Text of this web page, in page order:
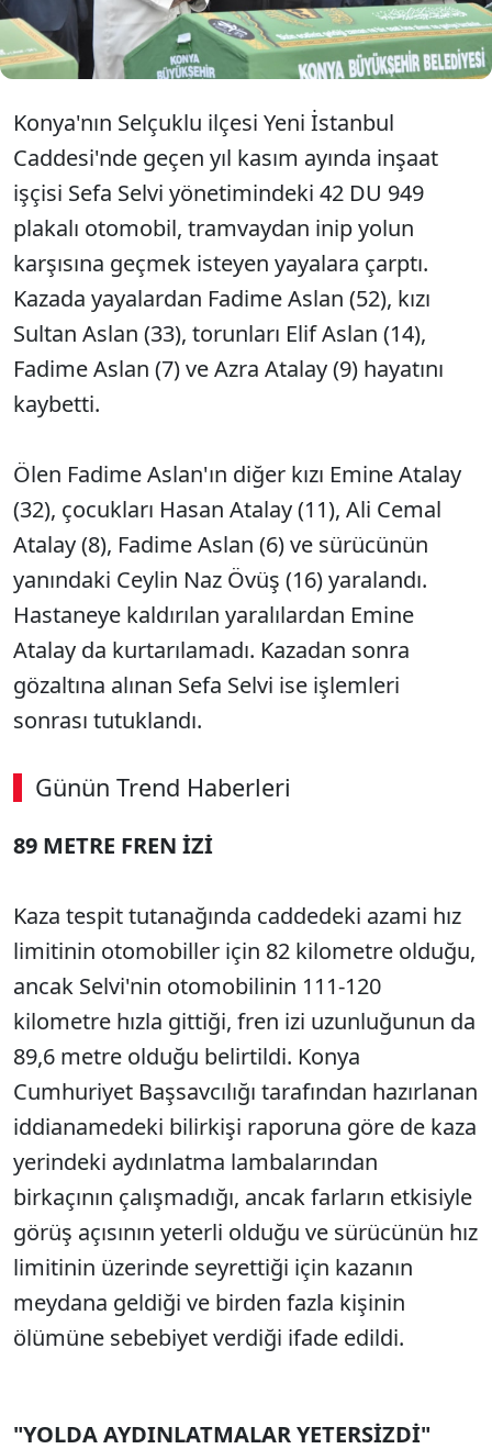
pişmanım. Hayatını kaybedenlerin aileleri bana
hakkını helal etsin" dedi.
Konya'nın Selçuklu ilçesi Yeni İstanbul
Caddesi'nde geçen yıl kasım ayında inşaat
işçisi Sefa Selvi yönetimindeki 42 DU 949
plakalı otomobil, tramvaydan inip yolun
karşısına geçmek isteyen yayalara çarptı.
Kazada yayalardan Fadime Aslan (52), kızı
Sultan Aslan (33), torunları Elif Aslan (14),
Fadime Aslan (7) ve Azra Atalay (9) hayatını
kaybetti.
Ölen Fadime Aslan'ın diğer kızı Emine Atalay
(32), çocukları Hasan Atalay (11), Ali Cemal
Atalay (8), Fadime Aslan (6) ve sürücünün
yanındaki Ceylin Naz Övüş (16) yaralandı.
Hastaneye kaldırılan yaralılardan Emine
Atalay da kurtarılamadı. Kazadan sonra
gözaltına alınan Sefa Selvi ise işlemleri
sonrası tutuklandı.
Günün Trend Haberleri
SÖZCÜ SON DAKİKA
89 METRE FREN İZİ
Kaza tespit tutanağında caddedeki azami hız
limitinin otomobiller için 82 kilometre olduğu,
ancak Selvi'nin otomobilinin 111-120
kilometre hızla gittiği, fren izi uzunluğunun da
89,6 metre olduğu belirtildi. Konya
Cumhuriyet Başsavcılığı tarafından hazırlanan
iddianamedeki bilirkişi raporuna göre de kaza
yerindeki aydınlatma lambalarından
birkaçının çalışmadığı, ancak farların etkisiyle
görüş açısının yeterli olduğu ve sürücünün hız
limitinin üzerinde seyrettiği için kazanın
meydana geldiği ve birden fazla kişinin
ölümüne sebebiyet verdiği ifade edildi.
"YOLDA AYDINLATMALAR YETERSİZDİ"